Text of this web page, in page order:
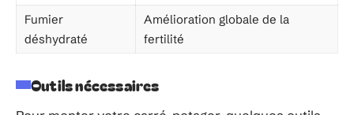
Fumier
déshydraté
Amélioration globale de la
fertilité
Outils nécessaires